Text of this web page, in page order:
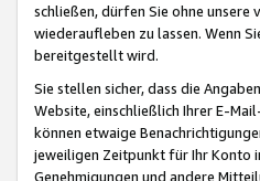
schließen, dürfen Sie ohne unsere
wiederaufleben zu lassen. Wenn
bereitgestellt wird.
Sie stellen sicher, dass die
Website, einschließlich Ihrer E-
können etwaige
jeweiligen Zeitpunkt für Ihr Konto
Genehmigungen und andere